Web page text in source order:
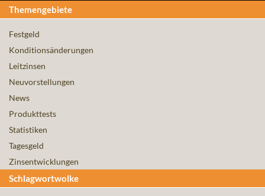
Themengebiete
Festgeld
Konditionsänderungen
Leitzinsen
Neuvorstellungen
News
Produkttests
Statistiken
Tagesgeld
Zinsentwicklungen
Schlagwortwolke